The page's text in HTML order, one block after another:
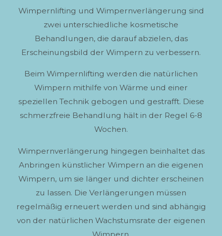
Wimpernlifting und Wimpernverlängerung sind
zwei unterschiedliche kosmetische
Behandlungen, die darauf abzielen, das
Erscheinungsbild der Wimpern zu verbessern.
Beim Wimpernlifting werden die natürlichen
Wimpern mithilfe von Wärme und einer
speziellen Technik gebogen und gestrafft. Diese
schmerzfreie Behandlung hält in der Regel 6-8
Wochen.
Wimpernverlängerung hingegen beinhaltet das
Anbringen künstlicher Wimpern an die eigenen
Wimpern, um sie länger und dichter erscheinen
zu lassen. Die Verlängerungen müssen
regelmäßig erneuert werden und sind abhängig
von der natürlichen Wachstumsrate der eigenen